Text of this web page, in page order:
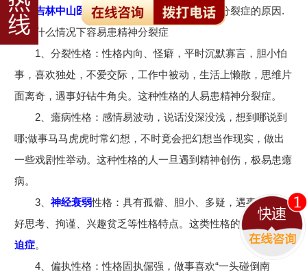
点，
吉林中山医院精神科医生这也是造成精神分裂症的原因.
什么情况下容易患精神分裂症
1、分裂性格：性格内向、怪癖，平时沉默寡言，胆小怕
事，喜欢独处，不爱交际，工作中被动，生活上懒散，思维片
面离奇，遇事好钻牛角尖。这种性格的人易患精神分裂症。
2、癔病性格：感情易波动，说话没深没浅，想到哪说到
哪;做事马马虎虎时常幻想，不时竟会把幻想当作现实，做出
一些戏剧性举动。这种性格的人一旦遇到精神创伤，极易患癔
病。
3、 神经衰弱性格：具有孤僻、胆小、多疑，遇事犹豫、
好思考、拘谨、兴趣贫乏等性格特点。这类性格的人容易患强
迫症。
4、偏执性格：性格固执倔强，做事喜欢“一头碰倒南